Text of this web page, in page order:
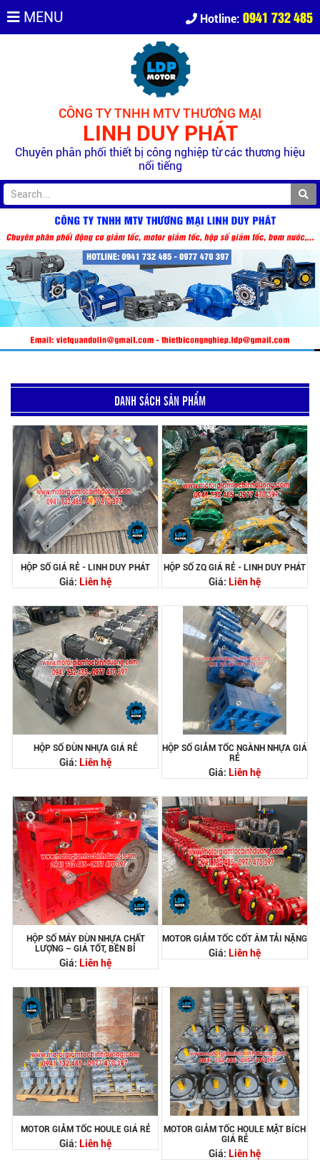
MENU Hotline: 0941 732 485
CÔNG TY TNHH MTV THƯƠNG MẠI
LINH DUY PHÁT
Chuyên phân phối thiết bị công nghiệp từ các thương hiệu
nổi tiếng
DANH SÁCH SẢN PHẨM
HỘP SỐ GIÁ RẺ - LINH DUY PHÁT
Giá: Liên hệ
HỘP SỐ ZQ GIÁ RẺ - LINH DUY PHÁT
Giá: Liên hệ
HỘP SỐ ĐÙN NHỰA GIÁ RẺ
Giá: Liên hệ
HỘP SỐ GIẢM TỐC NGÀNH NHỰA GIÁ
RẺ
Giá: Liên hệ
HỘP SỐ MÁY ĐÙN NHỰA CHẤT
LƯỢNG – GIÁ TỐT, BỀN BỈ
Giá: Liên hệ
MOTOR GIẢM TỐC CỐT ÂM TẢI NẶNG
Giá: Liên hệ
MOTOR GIẢM TỐC HOULE GIÁ RẺ
Giá: Liên hệ
MOTOR GIẢM TỐC HOULE MẶT BÍCH
GIÁ RẺ
Giá: Liên hệ